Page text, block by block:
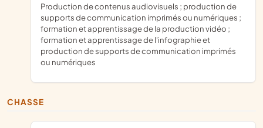
production de contenus audiovisuels ; production de
supports de communication imprimés ou numériques ;
formation et apprentissage de la production vidéo ;
formation et apprentissage de l'infographie et
production de supports de communication imprimés
ou numériques
CHASSE